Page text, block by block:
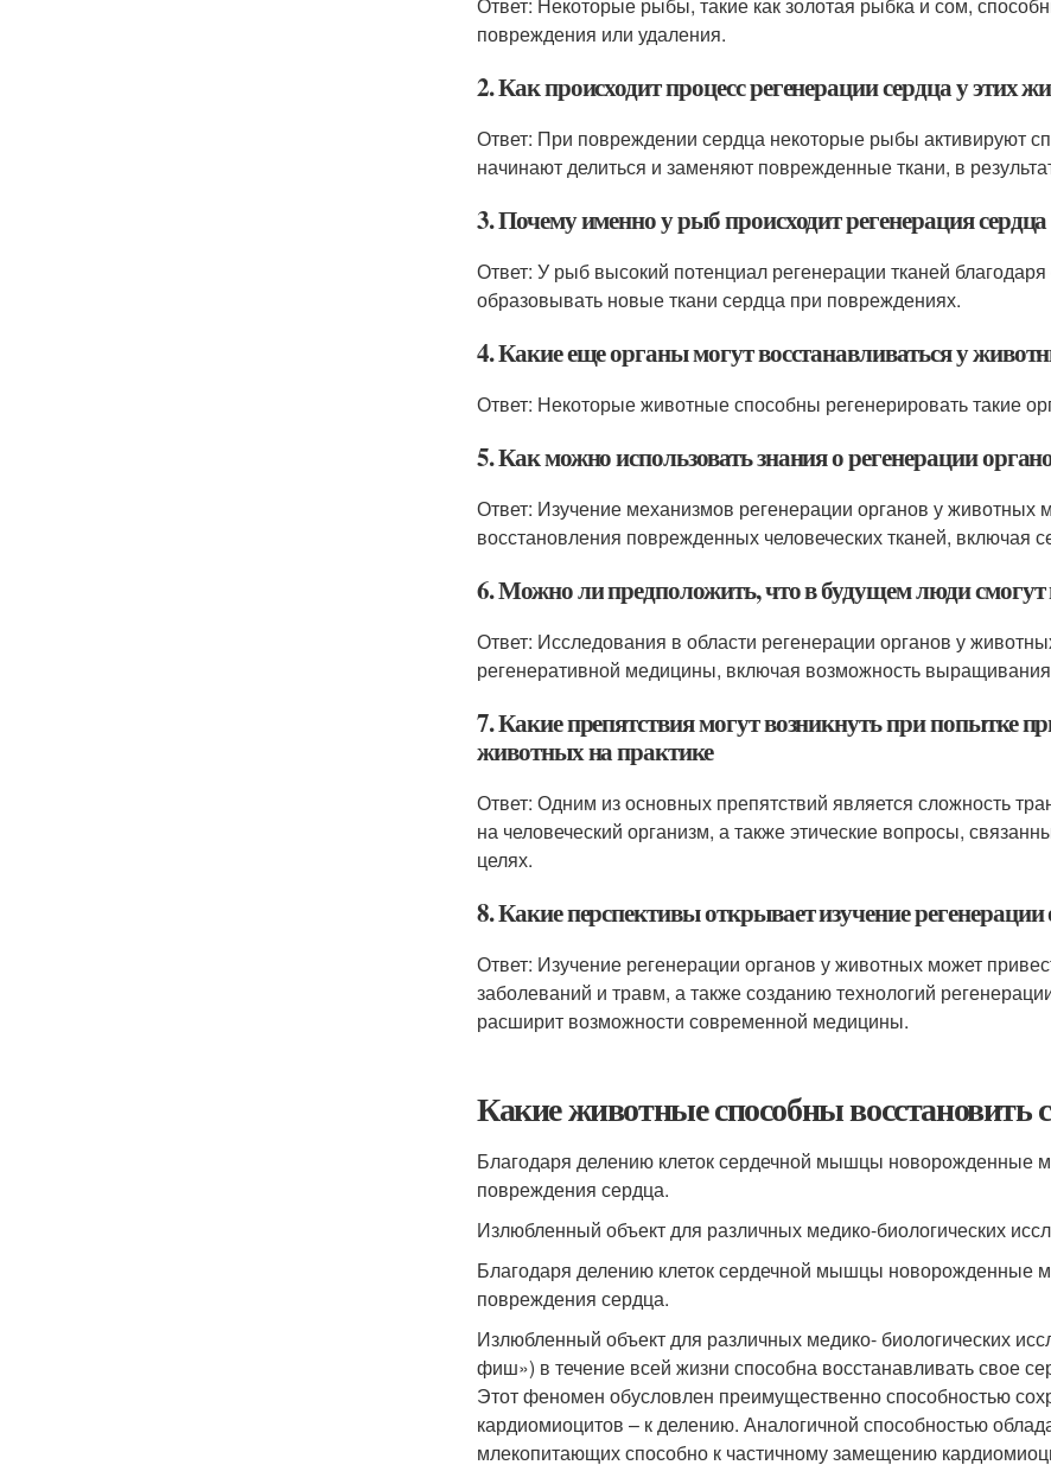
повреждения или удаления.
2. Как происходит процесс регенерации сердца у этих
Ответ: При повреждении сердца некоторые рыбы активируют
начинают делиться и заменяют поврежденные ткани, в
3. Почему именно у рыб происходит регенерация сердца
Ответ: У рыб высокий потенциал регенерации тканей
образовывать новые ткани сердца при повреждениях.
4. Какие еще органы могут восстанавливаться у
Ответ: Некоторые животные способны регенерировать такие
5. Как можно использовать знания о регенерации
Ответ: Изучение механизмов регенерации органов у животных
восстановления поврежденных человеческих тканей, включая
6. Можно ли предположить, что в будущем люди смогут
Ответ: Исследования в области регенерации органов у
регенеративной медицины, включая возможность
7. Какие препятствия могут возникнуть при попытке
животных на практике
Ответ: Одним из основных препятствий является сложность
на человеческий организм, а также этические вопросы,
целях.
8. Какие перспективы открывает изучение
Ответ: Изучение регенерации органов у животных может
заболеваний и травм, а также созданию технологий
расширит возможности современной медицины.
Какие животные способны восстановить
Благодаря делению клеток сердечной мышцы новорожденные
повреждения сердца.
Излюбленный объект для различных медико-биологических
Благодаря делению клеток сердечной мышцы новорожденные
повреждения сердца.
Излюбленный объект для различных медико- биологических
фиш») в течение всей жизни способна восстанавливать свое
Этот феномен обусловлен преимущественно способностью
кардиомиоцитов – к делению. Аналогичной способностью
млекопитающих способно к частичному замещению